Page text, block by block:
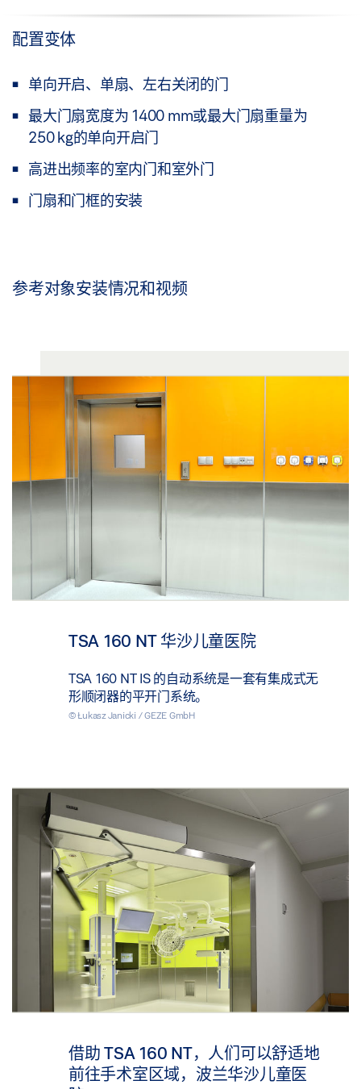
配置变体
单向开启、单扇、左右关闭的门
最大门扇宽度为 1400 mm或最大门扇重量为
250 kg的单向开启门
高进出频率的室内门和室外门
门扇和门框的安装
参考对象安装情况和视频
TSA 160 NT 华沙儿童医院
TSA 160 NT IS 的自动系统是一套有集成式无
形顺闭器的平开门系统。
© Łukasz Janicki / GEZE GmbH
借助 TSA 160 NT，人们可以舒适地
前往手术室区域，波兰华沙儿童医